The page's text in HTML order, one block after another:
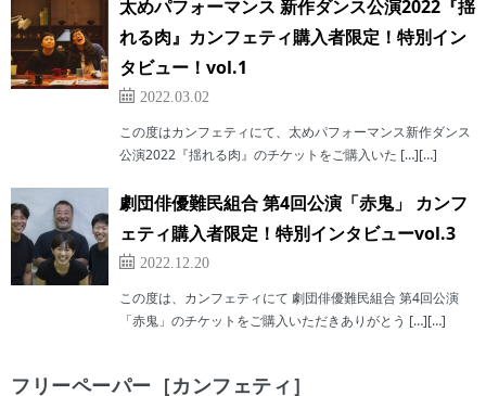
太めパフォーマンス 新作ダンス公演2022『揺
れる肉』カンフェティ購入者限定！特別イン
タビュー！vol.1
2022.03.02
この度はカンフェティにて、太めパフォーマンス新作ダンス
公演2022『揺れる肉』のチケットをご購入いた […][…]
劇団俳優難民組合 第4回公演「赤鬼」 カンフ
ェティ購入者限定！特別インタビューvol.3
2022.12.20
この度は、カンフェティにて 劇団俳優難民組合 第4回公演
「赤鬼」のチケットをご購入いただきありがとう […][…]
フリーペーパー［カンフェティ］